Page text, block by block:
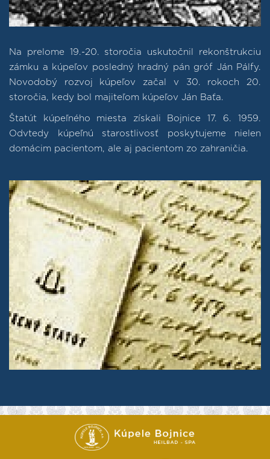
Na prelome 19.-20. storočia uskutočnil rekonštrukciu
zámku a kúpeľov posledný hradný pán gróf Ján Pálfy.
Novodobý rozvoj kúpeľov začal v 30. rokoch 20.
storočia, kedy bol majiteľom kúpeľov Ján Baťa.
Štatút kúpeľného miesta získali Bojnice 17. 6. 1959.
Odvtedy kúpeľnú starostlivosť poskytujeme nielen
domácim pacientom, ale aj pacientom zo zahraničia.